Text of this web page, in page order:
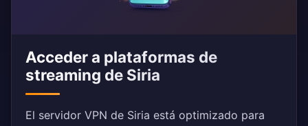
Acceder a plataformas de
streaming de Siria
El servidor VPN de Siria está optimizado para